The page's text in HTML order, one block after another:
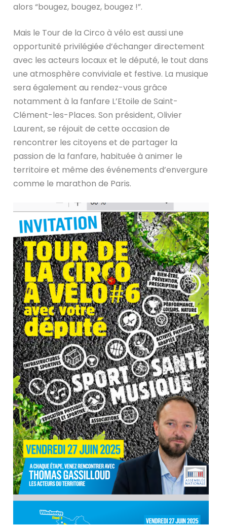
alors “bougez, bougez, bougez !”.
Mais le Tour de la Circo à vélo est aussi une
opportunité privilégiée d’échanger directement
avec les acteurs locaux et le député, le tout dans
une atmosphère conviviale et festive. La musique
sera également au rendez-vous grâce
notamment à la fanfare L’Etoile de Saint-
Clément-les-Places. Son président, Olivier
Laurent, se réjouit de cette occasion de
rencontrer les citoyens et de partager la
passion de la fanfare, habituée à animer le
territoire et même des événements d’envergure
comme le marathon de Paris.